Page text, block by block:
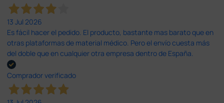
13 Jul 2026
Es fácil hacer el pedido. El producto, bastante mas barato que en
otras plataformas de material médico. Pero el envío cuesta más
del doble que en cualquier otra empresa dentro de España.
Comprador verificado